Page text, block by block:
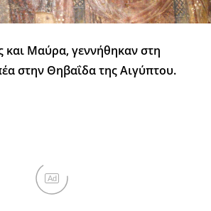
και Μαύρα, γεννήθηκαν στη
στην Θηβαΐδα της Αιγύπτου.
Ad